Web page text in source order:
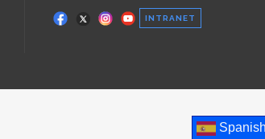
INTRANET
Spanish